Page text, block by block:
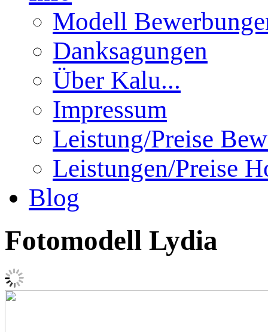
Modell
Danksagungen
Über Kalu...
Impressum
Leistung/Preise
Leistungen/Preise
Blog
Fotomodell Lydia